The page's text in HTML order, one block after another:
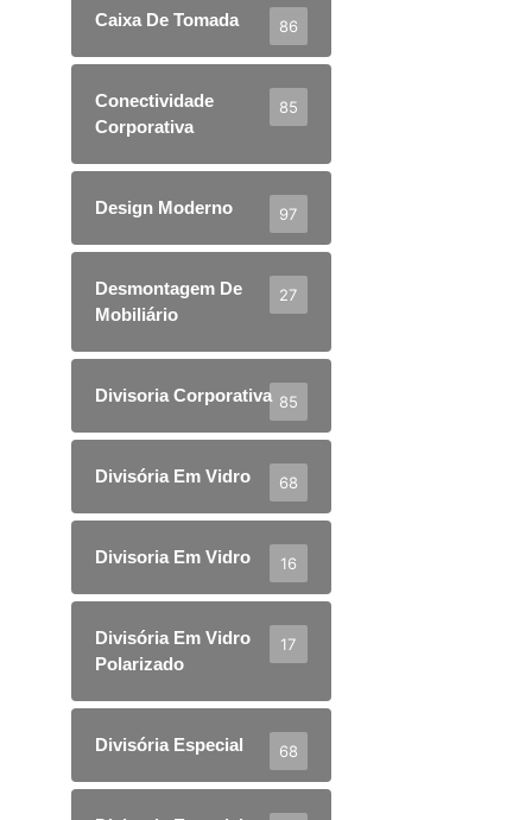
Caixa De Tomada 86
Conectividade
Corporativa
85
Design Moderno 97
Desmontagem De
Mobiliário
27
Divisoria Corporativa 85
Divisória Em Vidro 68
Divisoria Em Vidro 16
Divisória Em Vidro
Polarizado
17
Divisória Especial 68